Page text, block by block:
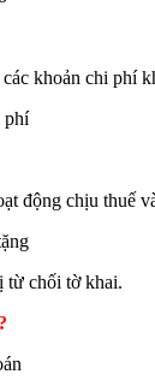
khoản chi phí
phí
động chịu thuế
từ chối tờ khai.